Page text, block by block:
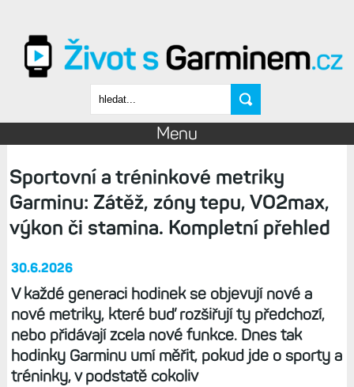
Vyhledávání
Menu
Sportovní a tréninkové metriky
Garminu: Zátěž, zóny tepu, VO2max,
výkon či stamina. Kompletní přehled
30.6.2026
V každé generaci hodinek se objevují nové a
nové metriky, které buď rozšiřují ty předchozí,
nebo přidávají zcela nové funkce. Dnes tak
hodinky Garminu umí měřit, pokud jde o sporty a
tréninky, v podstatě cokoliv